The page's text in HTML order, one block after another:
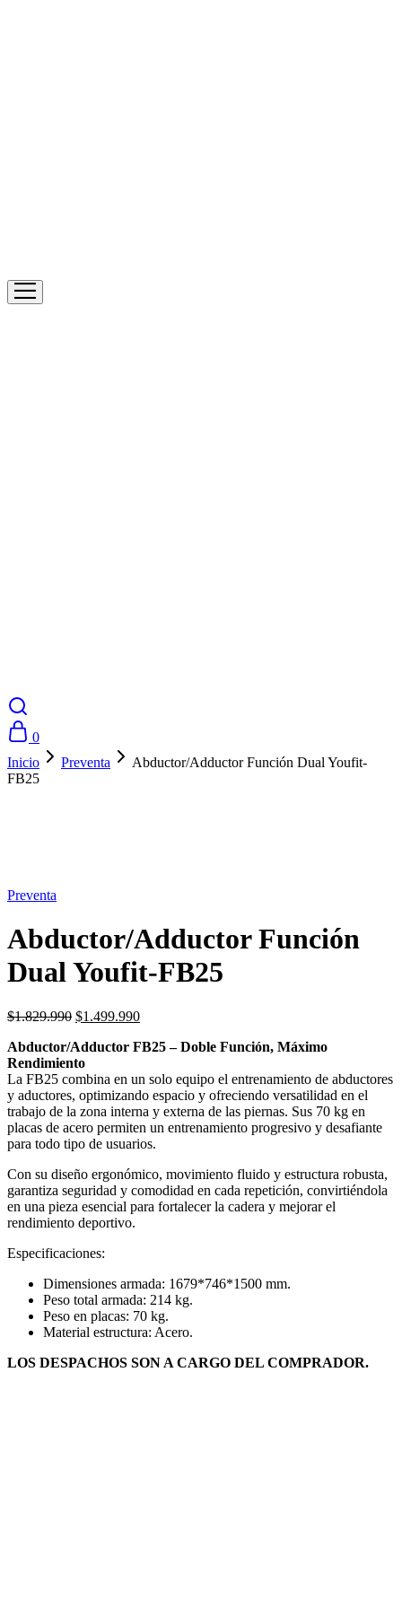
0
Inicio
Preventa
Abductor/Adductor Función Dual Youfit-
FB25
Preventa
Abductor/Adductor Función
Dual Youfit-FB25
$1.829.990 El
original
era:
$1.829.990.
$1.499.990El
actual
$1.499.990.
Abductor/Adductor FB25 – Doble Función, Máximo
Rendimiento
La FB25 combina en un solo equipo el entrenamiento de abductores
y aductores, optimizando espacio y ofreciendo versatilidad en el
trabajo de la zona interna y externa de las piernas. Sus 70 kg en
placas de acero permiten un entrenamiento progresivo y desafiante
para todo tipo de usuarios.
Con su diseño ergonómico, movimiento fluido y estructura robusta,
garantiza seguridad y comodidad en cada repetición, convirtiéndola
en una pieza esencial para fortalecer la cadera y mejorar el
rendimiento deportivo.
Especificaciones:
Dimensiones armada: 1679*746*1500 mm.
Peso total armada: 214 kg.
Peso en placas: 70 kg.
Material estructura: Acero.
LOS DESPACHOS SON A CARGO DEL COMPRADOR.